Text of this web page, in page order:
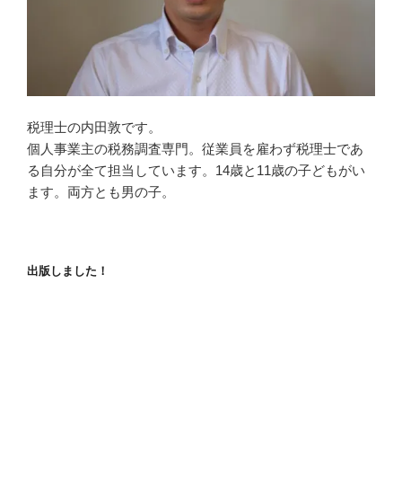
税理士の内田敦です。
個人事業主の税務調査専門。従業員を雇わず税理士であ
る自分が全て担当しています。14歳と11歳の子どもがい
ます。両方とも男の子。
出版しました！